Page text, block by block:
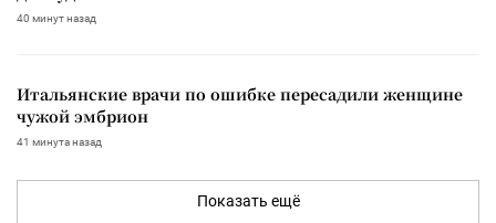
40 минут назад
Итальянские врачи по ошибке пересадили женщине
чужой эмбрион
41 минута назад
Показать ещё